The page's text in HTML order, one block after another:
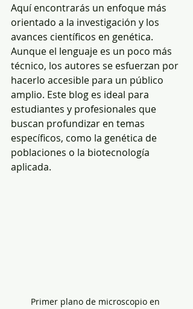
Aquí encontrarás un enfoque más
orientado a la investigación y los
avances científicos en genética.
Aunque el lenguaje es un poco más
técnico, los autores se esfuerzan por
hacerlo accesible para un público
amplio. Este blog es ideal para
estudiantes y profesionales que
buscan profundizar en temas
específicos, como la genética de
poblaciones o la biotecnología
aplicada.
Primer plano de microscopio en